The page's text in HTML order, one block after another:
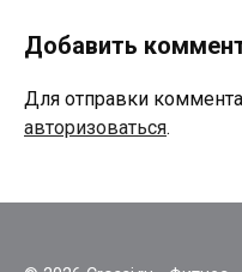
Добавить
Для отправки
авторизоваться.